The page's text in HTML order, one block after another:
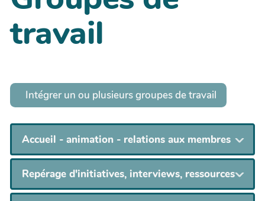
travail
Intégrer un ou plusieurs groupes de travail
Accueil - animation - relations aux membres
Repérage d'initiatives, interviews, ressources